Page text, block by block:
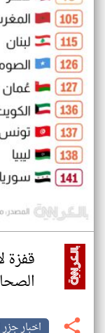
قفزة
اخبار جزر